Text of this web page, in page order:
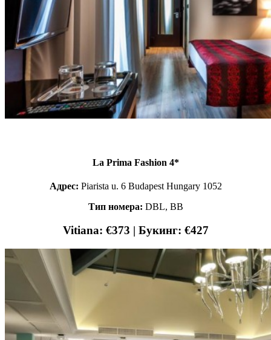
La Prima Fashion 4*
Адрес: Piarista u. 6 Budapest Hungary 1052
Тип номера: DBL, ВВ
Vitiana: €373 | Букинг: €427